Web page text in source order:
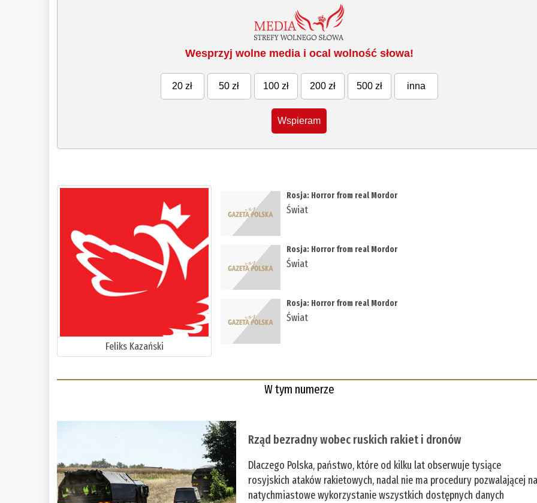
Wesprzyj wolne media i ocal wolność słowa!
20 zł 50 zł 100 zł 200 zł 500 zł inna
Wspieram
Feliks Kazański
Rosja: Horror from real Mordor
Świat
Rosja: Horror from real Mordor
Świat
Rosja: Horror from real Mordor
Świat
W tym numerze
Rząd bezradny wobec ruskich rakiet i dronów
Dlaczego Polska, państwo, które od kilku lat obserwuje tysiące
rosyjskich ataków rakietowych, nadal nie ma procedury pozwalającej
natychmiastowe wykorzystanie wszystkich dostępnych danych